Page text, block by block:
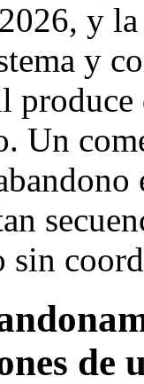
y
y
Un
sin
de